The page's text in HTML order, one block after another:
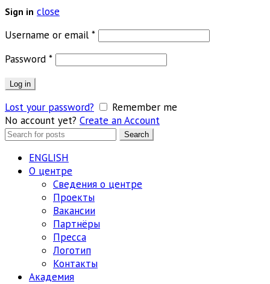
Sign in close
Username or email *Обязательно
Password *Обязательно
Log in
Lost your password?
Remember me
No account yet? Create an Account
Search
Search
ENGLISH
О центре
Сведения о центре
Проекты
Вакансии
Партнёры
Пресса
Логотип
Контакты
Академия